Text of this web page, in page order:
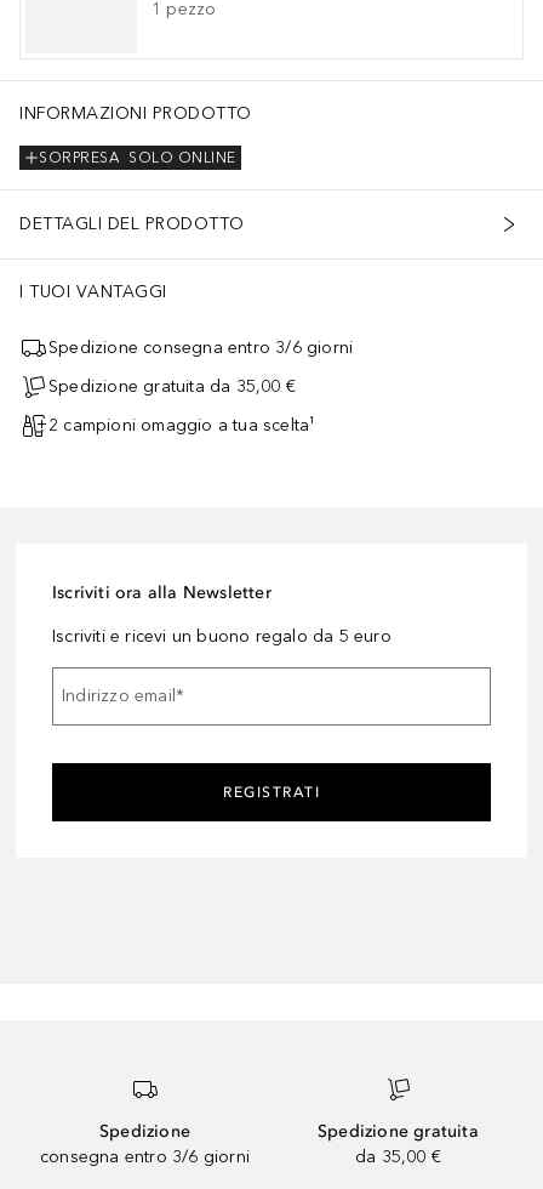
1 pezzo
INFORMAZIONI PRODOTTO
SOLO ONLINE
SORPRESA
DETTAGLI DEL PRODOTTO
I TUOI VANTAGGI
Spedizione consegna entro 3/6 giorni
Spedizione gratuita da 35,00 €
2 campioni omaggio a tua scelta¹
Iscriviti ora alla Newsletter
Iscriviti e ricevi un buono regalo da 5 euro
Indirizzo email*
REGISTRATI
Spedizione
consegna entro 3/6 giorni
Spedizione gratuita
da 35,00 €